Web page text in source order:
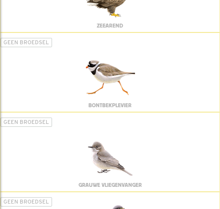
ZEEAREND
GEEN BROEDSEL
BONTBEKPLEVIER
GEEN BROEDSEL
GRAUWE VLIEGENVANGER
GEEN BROEDSEL